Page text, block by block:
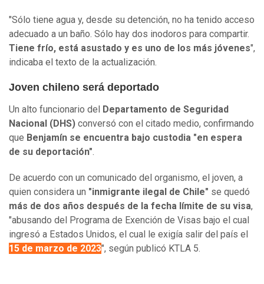
"Sólo tiene agua y, desde su detención, no ha tenido acceso
adecuado a un baño. Sólo hay dos inodoros para compartir.
Tiene frío, está asustado y es uno de los más jóvenes",
indicaba el texto de la actualización.
Joven chileno será deportado
Un alto funcionario del Departamento de Seguridad
Nacional (DHS) conversó con el citado medio, confirmando
que Benjamín se encuentra bajo custodia "en espera
de su deportación"
De acuerdo con un comunicado del organismo, el joven, a
quien considera un "inmigrante ilegal de Chile" se quedó
más de dos años después de la fecha límite de su visa,
"abusando del Programa de Exención de Visas bajo el cual
ingresó a Estados Unidos, el cual le exigía salir del país el
15 de marzo de 2023", según publicó KTLA 5.